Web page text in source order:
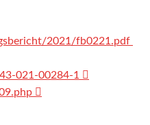
2021/fb0221.pdf
021-00284-1